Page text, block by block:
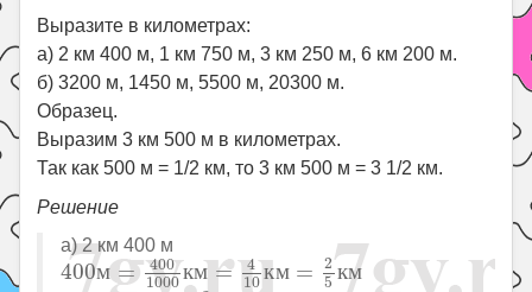
Выразите в километрах:
а) 2 км 400 м, 1 км 750 м, 3 км 250 м, 6 км 200 м.
б) 3200 м, 1450 м, 5500 м, 20300 м.
Образец.
Выразим 3 км 500 м в километрах.
Так как 500 м = 1/2 км, то 3 км 500 м = 3 1/2 км.
Решение
а) 2 км 400 м
400м =
400
1000 км =
4
10 км =
2
5 км
400м=4001000км=410 =25к м